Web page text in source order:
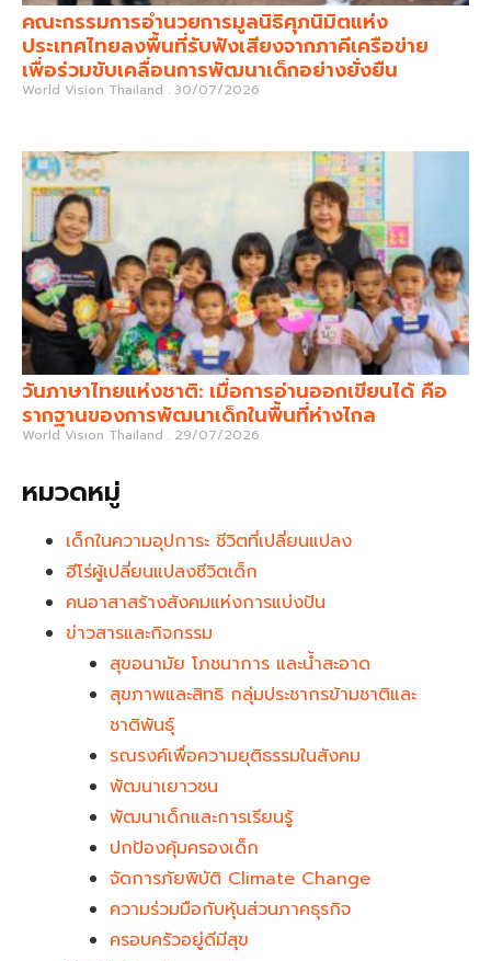
คณะกรรมการอำนวยการมูลนิธิศุภนิมิตแห่ง
ประเทศไทยลงพื้นที่รับฟังเสียงจากภาคีเครือข่าย
เพื่อร่วมขับเคลื่อนการพัฒนาเด็กอย่างยั่งยืน
World Vision Thailand 30/07/2026
วันภาษาไทยแห่งชาติ: เมื่อการอ่านออกเขียนได้ คือ
รากฐานของการพัฒนาเด็กในพื้นที่ห่างไกล
World Vision Thailand 29/07/2026
หมวดหมู่
เด็กในความอุปการะ ชีวิตที่เปลี่ยนแปลง
ฮีโร่ผู้เปลี่ยนแปลงชีวิตเด็ก
คนอาสาสร้างสังคมแห่งการแบ่งปัน
ข่าวสารและกิจกรรม
สุขอนามัย โภชนาการ และน้ำสะอาด
สุขภาพและสิทธิ กลุ่มประชากรข้ามชาติและ
ชาติพันธุ์
รณรงค์เพื่อความยุติธรรมในสังคม
พัฒนาเยาวชน
พัฒนาเด็กและการเรียนรู้
ปกป้องคุ้มครองเด็ก
จัดการภัยพิบัติ Climate Change
ความร่วมมือกับหุ้นส่วนภาคธุรกิจ
ครอบครัวอยู่ดีมีสุข